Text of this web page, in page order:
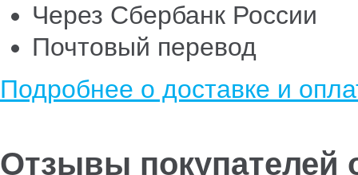
Через Сбербанк России
Почтовый перевод
Подробнее о доставке и
Отзывы покупателей